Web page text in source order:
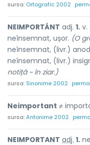
sursa: Ortografic 2002
NEIMPORTÁNT adj. 1. v.
neînsemnat, ușor. (O
neînsemnat, (livr.)
neînsemnat, (livr.)
notiță ~ în ziar.)
sursa: Sinonime 2002
Neimportant ≠
sursa:Antonime 2002
NEIMPORTANT adj. 1.